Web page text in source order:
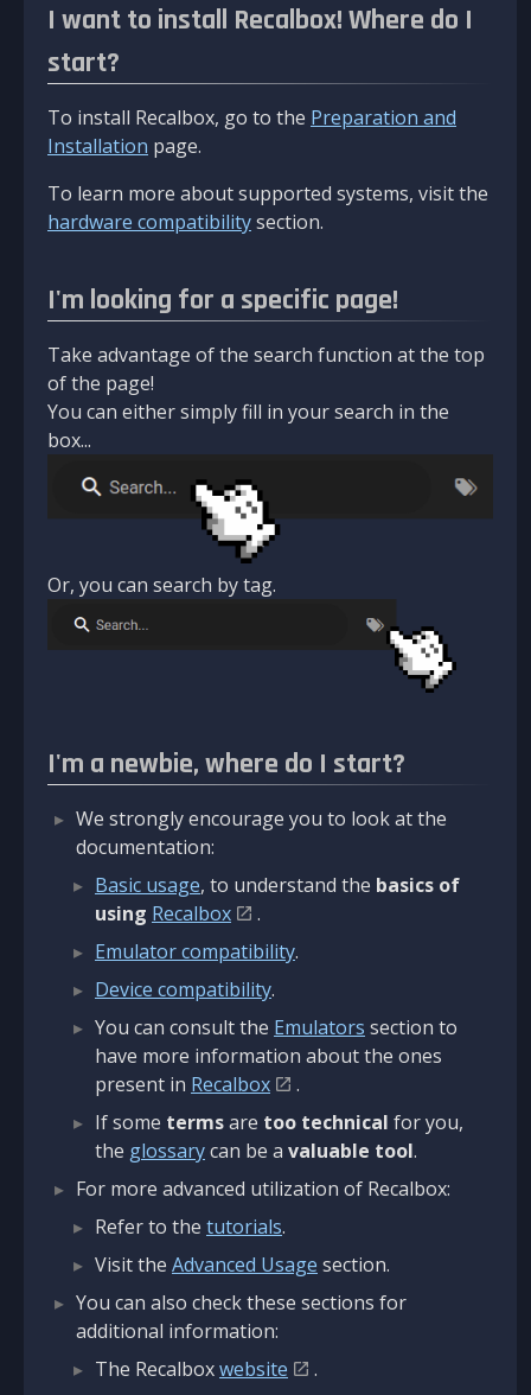
I want to install Recalbox! Where do I
start?
To install Recalbox, go to the Preparation and
Installation page.
To learn more about supported systems, visit the
hardware compatibilitysection.
I'm looking for a specific page!
Take advantage of the search function at the top
of the page!
You can either simply fill in your search in the
box...
Or, you can search by tag.
I'm a newbie, where do I start?
We strongly encourage you to look at the
documentation:
Basic usage, to understand the basics of
using Recalbox
.
Emulator compatibility.
Device compatibility.
You can consult the Emulators section to
have more information about the ones
present in Recalbox
.
If some termsare too technical for you,
the glossarycan be a valuable tool.
For more advanced utilization of Recalbox:
Refer to the tutorials.
Visit the Advanced Usage section.
You can also check these sections for
additional information:
The Recalboxwebsite
.